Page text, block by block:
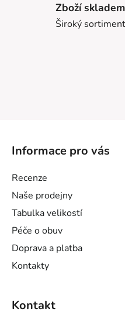
Zboží skladem
Široký
Informace pro vás
Recenze
Naše prodejny
Tabulka velikostí
Péče o obuv
Doprava a platba
Kontakty
Kontakt